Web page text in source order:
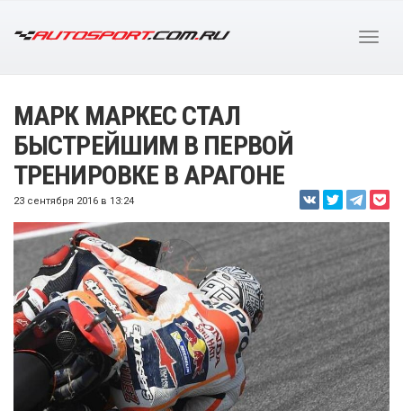
МАРК МАРКЕС СТАЛ
БЫСТРЕЙШИМ В ПЕРВОЙ
ТРЕНИРОВКЕ В АРАГОНЕ
23 сентября 2016 в 13:24